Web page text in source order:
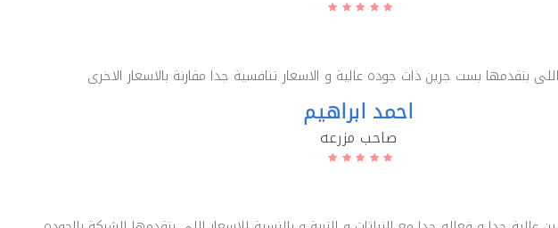
بتقدمها بست جرين ذات جوده عالية و الاسعار تنافسية جدا مقارنة بالاسعار الاخرى
احمد ابراهيم
صاحب مزرعه